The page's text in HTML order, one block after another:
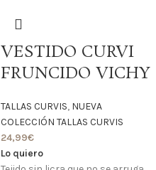
VESTIDO CURVI
FRUNCIDO VICHY
TALLAS CURVIS, NUEVA
COLECCIÓN TALLAS CURVIS
24,99€
Lo quiero